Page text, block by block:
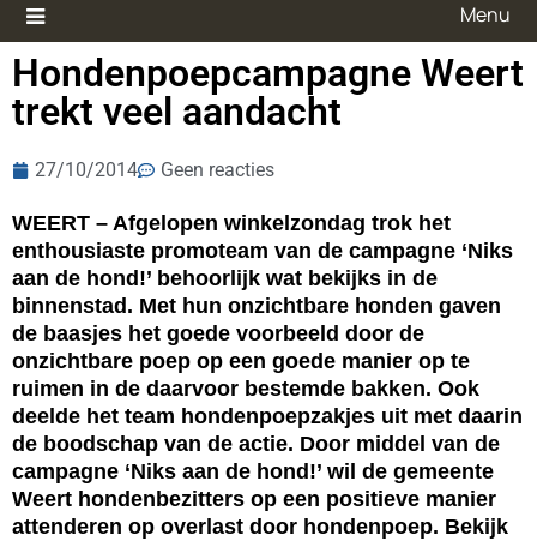
Menu
Hondenpoepcampagne Weert
trekt veel aandacht
27/10/2014 Geen reacties
WEERT – Afgelopen winkelzondag trok het
enthousiaste promoteam van de campagne ‘Niks
aan de hond!’ behoorlijk wat bekijks in de
binnenstad. Met hun onzichtbare honden gaven
de baasjes het goede voorbeeld door de
onzichtbare poep op een goede manier op te
ruimen in de daarvoor bestemde bakken. Ook
deelde het team hondenpoepzakjes uit met daarin
de boodschap van de actie. Door middel van de
campagne ‘Niks aan de hond!’ wil de gemeente
Weert hondenbezitters op een positieve manier
attenderen op overlast door hondenpoep. Bekijk